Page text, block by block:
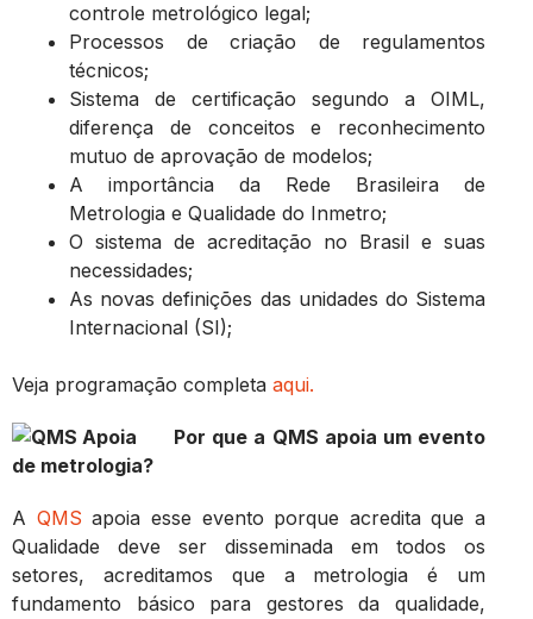
controle metrológico legal;
Processos de criação de regulamentos
técnicos;
Sistema de certificação segundo a OIML,
diferença de conceitos e reconhecimento
mutuo de aprovação de modelos;
A importância da Rede Brasileira de
Metrologia e Qualidade do Inmetro;
O sistema de acreditação no Brasil e suas
necessidades;
As novas definições das unidades do Sistema
Internacional (SI);
Veja programação completa aqui.
Por que a QMS apoia um evento
de metrologia?
A QMS apoia esse evento porque acredita que a
Qualidade deve ser disseminada em todos os
setores, acreditamos que a metrologia é um
fundamento básico para gestores da qualidade,